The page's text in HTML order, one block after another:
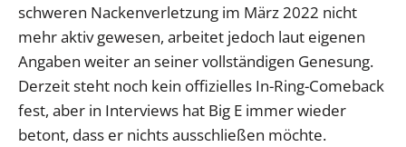
schweren Nackenverletzung im März 2022 nicht
mehr aktiv gewesen, arbeitet jedoch laut eigenen
Angaben weiter an seiner vollständigen Genesung.
Derzeit steht noch kein offizielles In-Ring-Comeback
fest, aber in Interviews hat Big E immer wieder
betont, dass er nichts ausschließen möchte.